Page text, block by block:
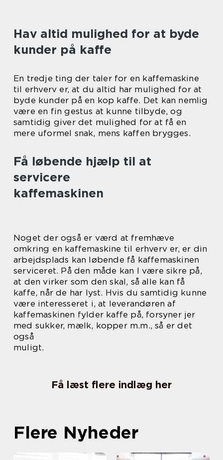
Hav altid mulighed for at byde
kunder på kaffe
En tredje ting der taler for en kaffemaskine
til erhverv er, at du altid har mulighed for at
byde kunder på en kop kaffe. Det kan nemlig
være en fin gestus at kunne tilbyde, og
samtidig giver det mulighed for at få en
mere uformel snak, mens kaffen brygges.
Få løbende hjælp til at
servicere
kaffemaskinen
Noget der også er værd at fremhæve
omkring en kaffemaskine til erhverv er, er din
arbejdsplads kan løbende få kaffemaskinen
serviceret. På den måde kan I være sikre på,
at den virker som den skal, så alle kan få
kaffe, når de har lyst. Hvis du samtidig kunne
være interesseret i, at leverandøren af
kaffemaskinen fylder kaffe på, forsyner jer
med sukker, mælk, kopper m.m., så er det
også
muligt.
Få læst flere indlæg her
Flere Nyheder